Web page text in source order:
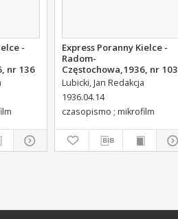
-
nr 136
Express Poranny Kielce -
Radom-
Częstochowa,1936, nr 103
Lubicki, Jan Redakcja
1936.04.14
czasopismo ; mikrofilm